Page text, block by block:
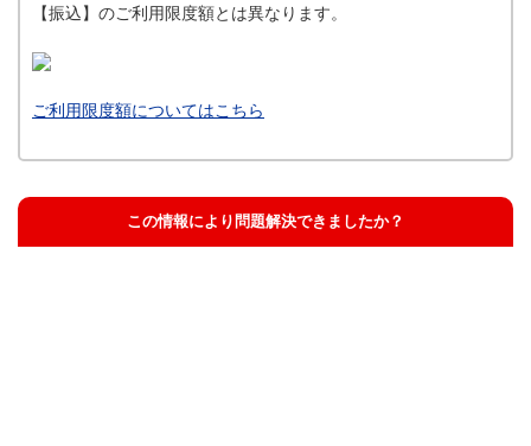
【振込】のご利用限度額とは異なります。
ご利用限度額についてはこちら
この情報により問題解決できましたか？